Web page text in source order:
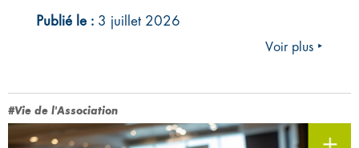
Publié le : 3 juillet 2026
Voir plus ‣
#Vie de l'Association